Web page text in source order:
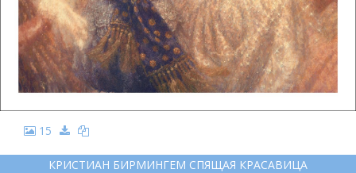
15
КРИСТИАН БИРМИНГЕМ СПЯЩАЯ КРАСАВИЦА